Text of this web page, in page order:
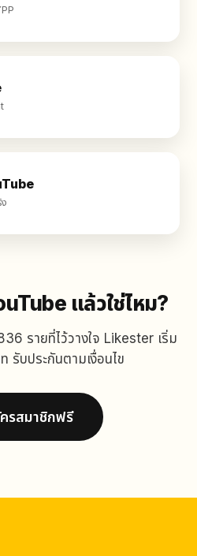
แล้วใช่ไหม?
รายที่ไว้วางใจ Likester เริ่ม
รับประกันตามเงื่อนไข
รสมาชิกฟรี